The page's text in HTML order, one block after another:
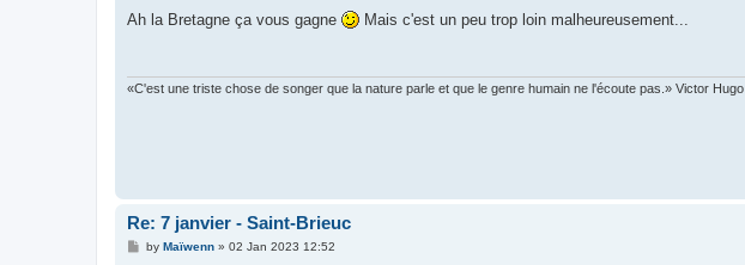
s
Ah la Bretagne ça vous gagne Mais c'est un peu trop loin malheureusement...
«C'est une triste chose de songer que la nature parle et que le genre humain ne l'écoute pas.» Victor Hugo
Re: 7 janvier - Saint-Brieuc
Pby Maïwenn» 02 Jan 2023 12:52